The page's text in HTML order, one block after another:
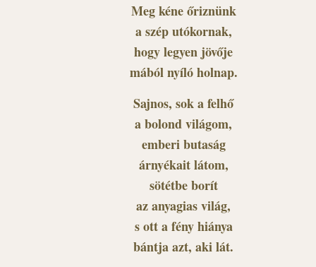
Meg kéne őriznünk
a szép utókornak,
hogy legyen jövője
mából nyíló holnap.
Sajnos, sok a felhő
a bolond világom,
emberi butaság
árnyékait látom,
sötétbe borít
az anyagias világ,
s ott a fény hiánya
bántja azt, aki lát.